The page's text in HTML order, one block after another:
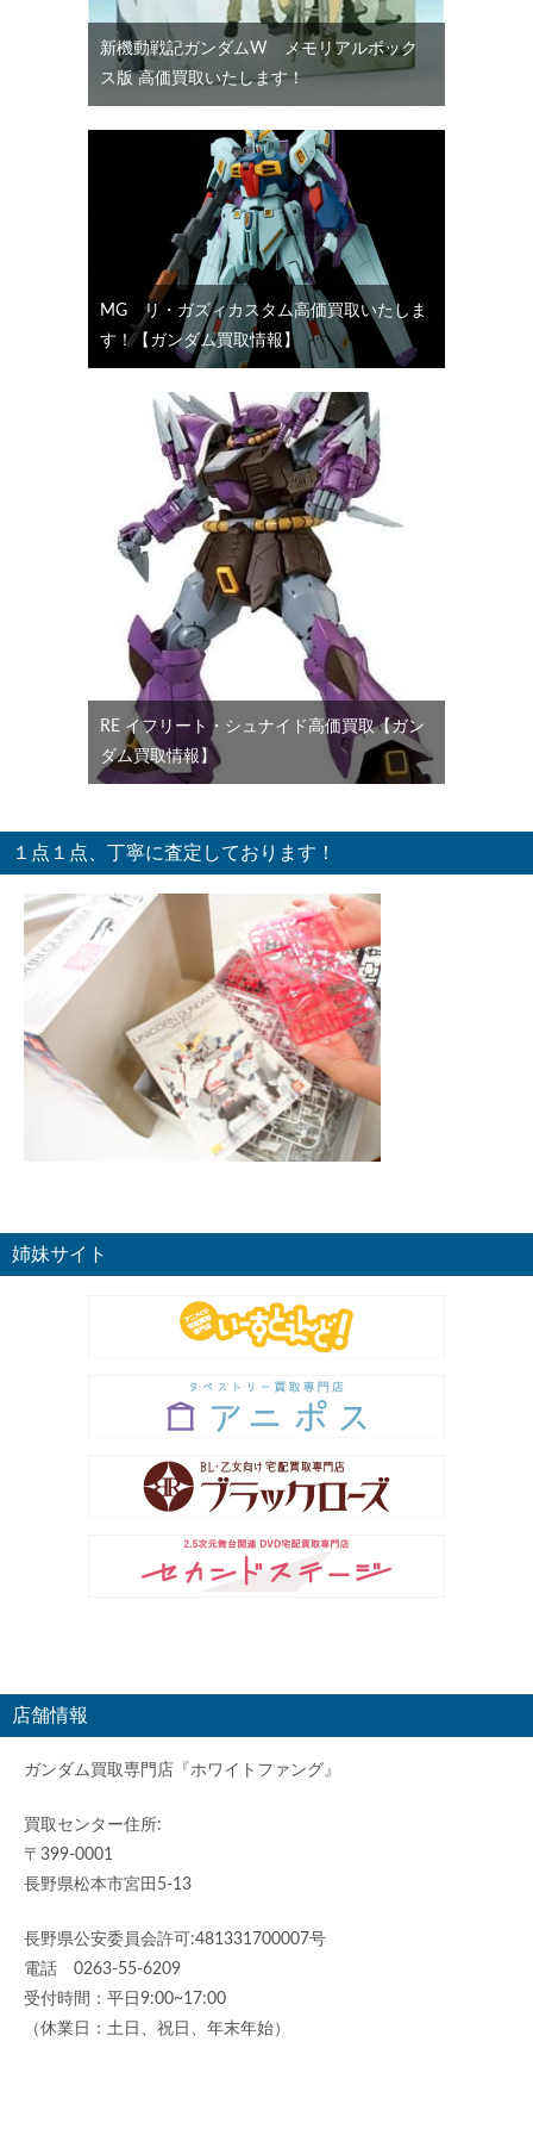
新機動戦記ガンダムW メモリアルボック
ス版 高価買取いたします！
MG リ・ガズィカスタム高価買取いたしま
す！【ガンダム買取情報】
RE イフリート・シュナイド高価買取【ガン
ダム買取情報】
１点１点、丁寧に査定しております！
姉妹サイト
店舗情報
ガンダム買取専門店『ホワイトファング』
買取センター住所:
〒399-0001
長野県松本市宮田5-13
長野県公安委員会許可:481331700007号
電話 0263-55-6209
受付時間：平日9:00~17:00
（休業日：土日、祝日、年末年始）